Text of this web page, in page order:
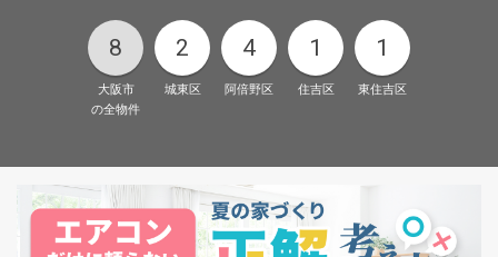
8
大阪市
の全物件
2
城東区
4
阿倍野区
1
住吉区
1
東住吉区